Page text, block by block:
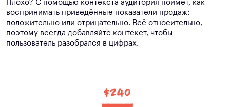
Плохо? С помощью контекста аудитория поймёт, как
воспринимать приведённые показатели продаж:
положительно или отрицательно. Всё относительно,
поэтому всегда добавляйте контекст, чтобы
пользователь разобрался в цифрах.